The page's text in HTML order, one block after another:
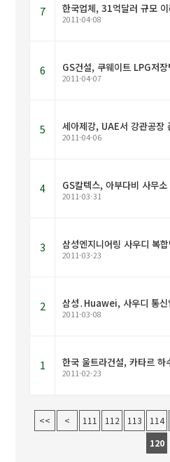
7 한국업체, 31억달러 규모
2011-04-08
6 GS건설, 쿠웨이트 LPG저
2011-04-07
5 세아제강, UAE서 강관공장
2011-04-06
4 GS칼텍스, 아부다비 사무소
2011-03-31
3 삼성엔지니어링 사우디 복
2011-03-23
2
2011-03-08
1 한국 울트라건설, 카타르 하
2011-02-23
<< < 111 112 113 114
120